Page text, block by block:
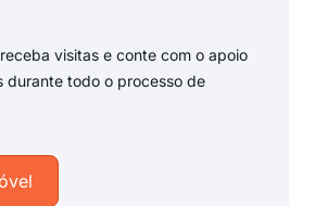
visitas e conte com o apoio
durante todo o processo de